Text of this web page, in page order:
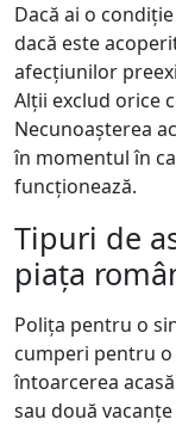
Dacă ai o
dacă este
afecțiunilor
Alții exclud orice
Necunoașterea
în momentul în
funcționează.
Tipuri de
piața
Polița pentru o
cumperi pentru
întoarcerea
sau două